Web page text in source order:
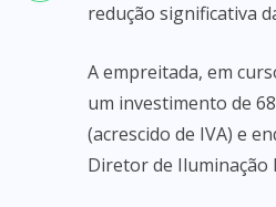
redução significativa
A empreitada, em
um investimento de
(acrescido de IVA) e
Diretor de Iluminação